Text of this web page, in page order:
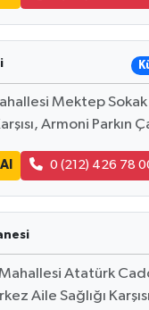
Mektep
Armoni Parkın
0 (212) 426 78
Atatürk
Aile Sağlığı